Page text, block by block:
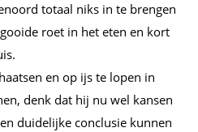
totaal niks in te brengen
roet in het eten en kort
en op ijs te lopen in
denk dat hij nu wel kansen
duidelijke conclusie kunnen